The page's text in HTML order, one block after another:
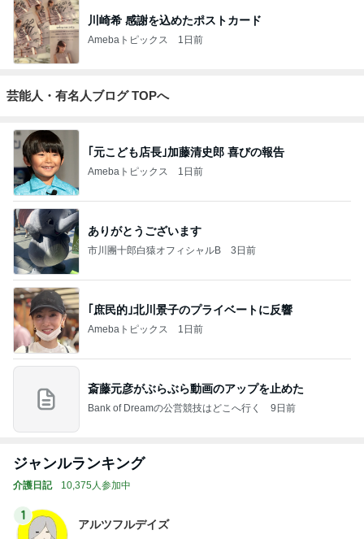
川崎希 感謝を込めたポストカード
Amebaトピックス 1日前
芸能人・有名人ブログ TOPへ
｢元こども店長｣加藤清史郎 喜びの報告
Amebaトピックス 1日前
ありがとうございます
市川團十郎白猿オフィシャルB 3日前
｢庶民的｣北川景子のプライベートに反響
Amebaトピックス 1日前
斎藤元彦がぶらぶら動画のアップを止めた
Bank of Dreamの公営競技はどこへ行く 9日前
ジャンルランキング
介護日記 10,375人参加中
1
アルツフルデイズ